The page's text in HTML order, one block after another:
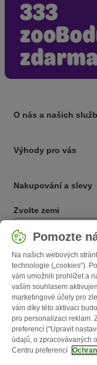
O nás a našich
Výhody pro vás
Nakupování a slevy
Zvolte zemi
Česká / CZ
Follow zooplus
Pomozte
Na našich webových
technologie („cookies“).
vám umožnili prohlížet a
vaším souhlasem
marketingové účely pro
vám díky této aktivaci
pro personalizaci reklam.
preferencí ("Upravit
údajů, o zpracovávaných
Centru preferencí